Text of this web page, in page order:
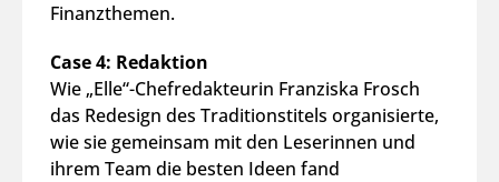
Finanzthemen.
Case 4: Redaktion
Wie „Elle“-Chefredakteurin Franziska Frosch
das Redesign des Traditionstitels organisierte,
wie sie gemeinsam mit den Leserinnen und
ihrem Team die besten Ideen fand